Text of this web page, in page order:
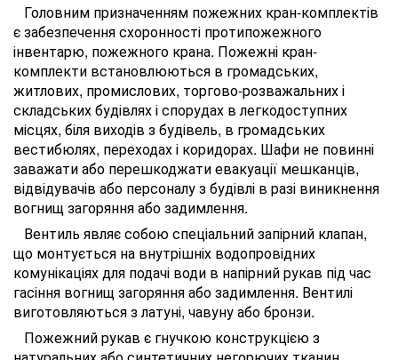
Головним призначенням пожежних кран-комплектів
є забезпечення схоронності протипожежного
інвентарю, пожежного крана. Пожежні кран-
комплекти встановлюються в громадських,
житлових, промислових, торгово-розважальних і
складських будівлях і спорудах в легкодоступних
місцях, біля виходів з будівель, в громадських
вестибюлях, переходах і коридорах. Шафи не повинні
заважати або перешкоджати евакуації мешканців,
відвідувачів або персоналу з будівлі в разі виникнення
вогнищ загоряння або задимлення.
Вентиль являє собою спеціальний запірний клапан,
що монтується на внутрішніх водопровідних
комунікаціях для подачі води в напірний рукав під час
гасіння вогнищ загоряння або задимлення. Вентилі
виготовляються з латуні, чавуну або бронзи.
Пожежний рукав є гнучкою конструкцією з